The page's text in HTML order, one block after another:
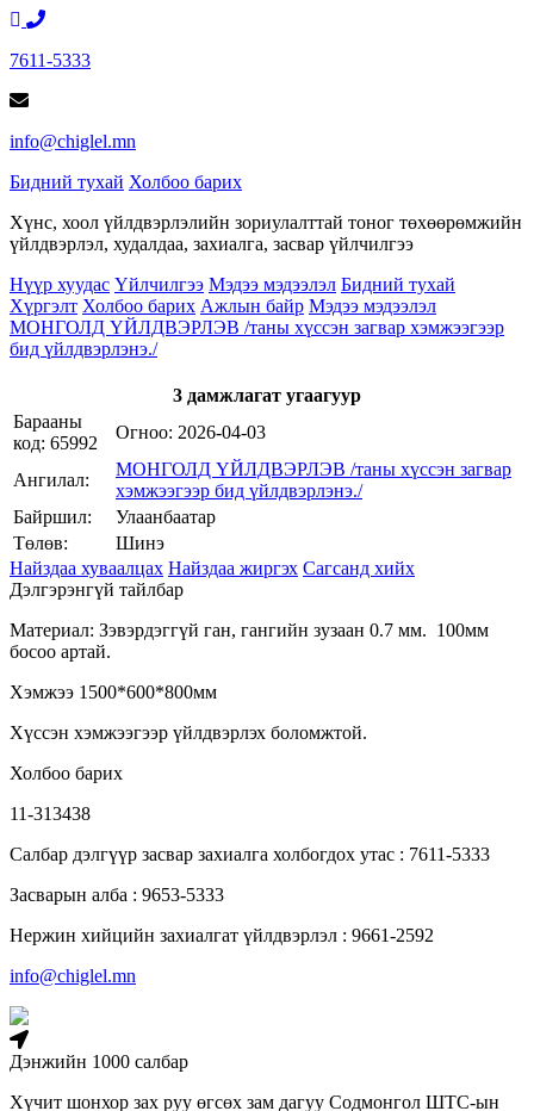
7611-5333
info@chiglel.mn
Бидний тухай Холбоо барих
Хүнс, хоол үйлдвэрлэлийн зориулалттай тоног төхөөрөмжийн
үйлдвэрлэл, худалдаа, захиалга, засвар үйлчилгээ
Нүүр хуудас Үйлчилгээ Мэдээ мэдээлэл Бидний тухай
Хүргэлт Холбоо барих Ажлын байр Мэдээ мэдээлэл
МОНГОЛД ҮЙЛДВЭРЛЭВ /таны хүссэн загвар хэмжээгээр
бид үйлдвэрлэнэ./
3 дамжлагат угаагуур
Барааны
код: 65992
Огноо: 2026-04-03
Ангилал:
МОНГОЛД ҮЙЛДВЭРЛЭВ /таны хүссэн загвар
хэмжээгээр бид үйлдвэрлэнэ./
Байршил:
Улаанбаатар
Төлөв:
Шинэ
Найздаа хуваалцах Найздаа жиргэх Сагсанд хийх
Дэлгэрэнгүй тайлбар
Материал: Зэвэрдэггүй ган, гангийн зузаан 0.7 мм. 100мм
босоо артай.
Хэмжээ 1500*600*800мм
Хүссэн хэмжээгээр үйлдвэрлэх боломжтой.
Холбоо барих
11-313438
Салбар дэлгүүр засвар захиалга холбогдох утас : 7611-5333
Засварын алба : 9653-5333
Нержин хийцийн захиалгат үйлдвэрлэл : 9661-2592
info@chiglel.mn
Дэнжийн 1000 салбар
Хүчит шонхор зах руу өгсөх зам дагуу Содмонгол ШТС-ын